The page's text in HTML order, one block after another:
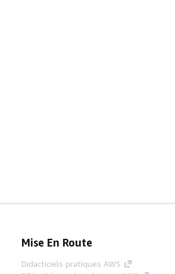
Mise En Route
Didacticiels pratiques AWS